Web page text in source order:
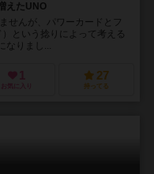
えたUNO
せんが、パワーカードとフ
という捻りによって考える
なりまし...
1
お気に入り
27
持ってる